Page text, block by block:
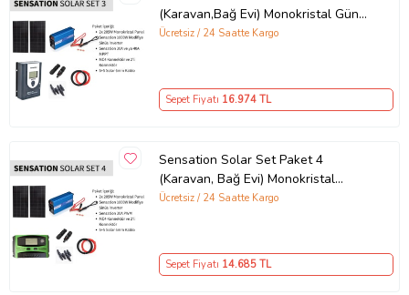
(Karavan,Bağ Evi) Monokristal Güneş
Paneli-Mppt-İnverter Modifiye Sinüs
Ücretsiz / 24 Saatte Kargo
Sepet Fiyatı 16.974TL
Sensation Solar Set Paket 4
(Karavan, Bağ Evi) Monokristal
Güneş Paneli-Pwm-İnverter Modifiye
Ücretsiz / 24 Saatte Kargo
Sepet Fiyatı 14.685TL